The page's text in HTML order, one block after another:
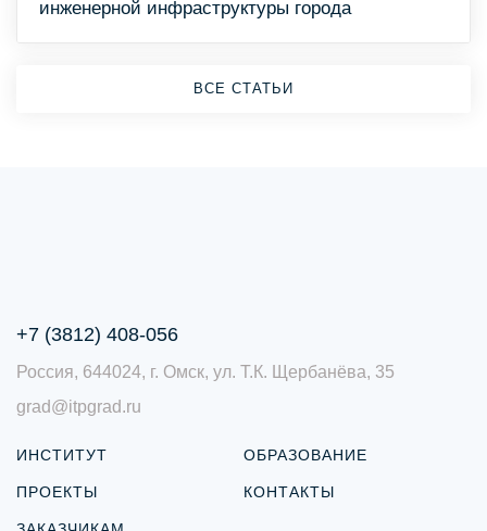
инженерной инфраструктуры города
ВСЕ СТАТЬИ
+7 (3812) 408-056
Россия, 644024, г. Омск, ул. Т.К. Щербанёва, 35
grad@itpgrad.ru
ИНСТИТУТ
ПРОЕКТЫ
ОБРАЗОВАНИЕ
КОНТАКТЫ